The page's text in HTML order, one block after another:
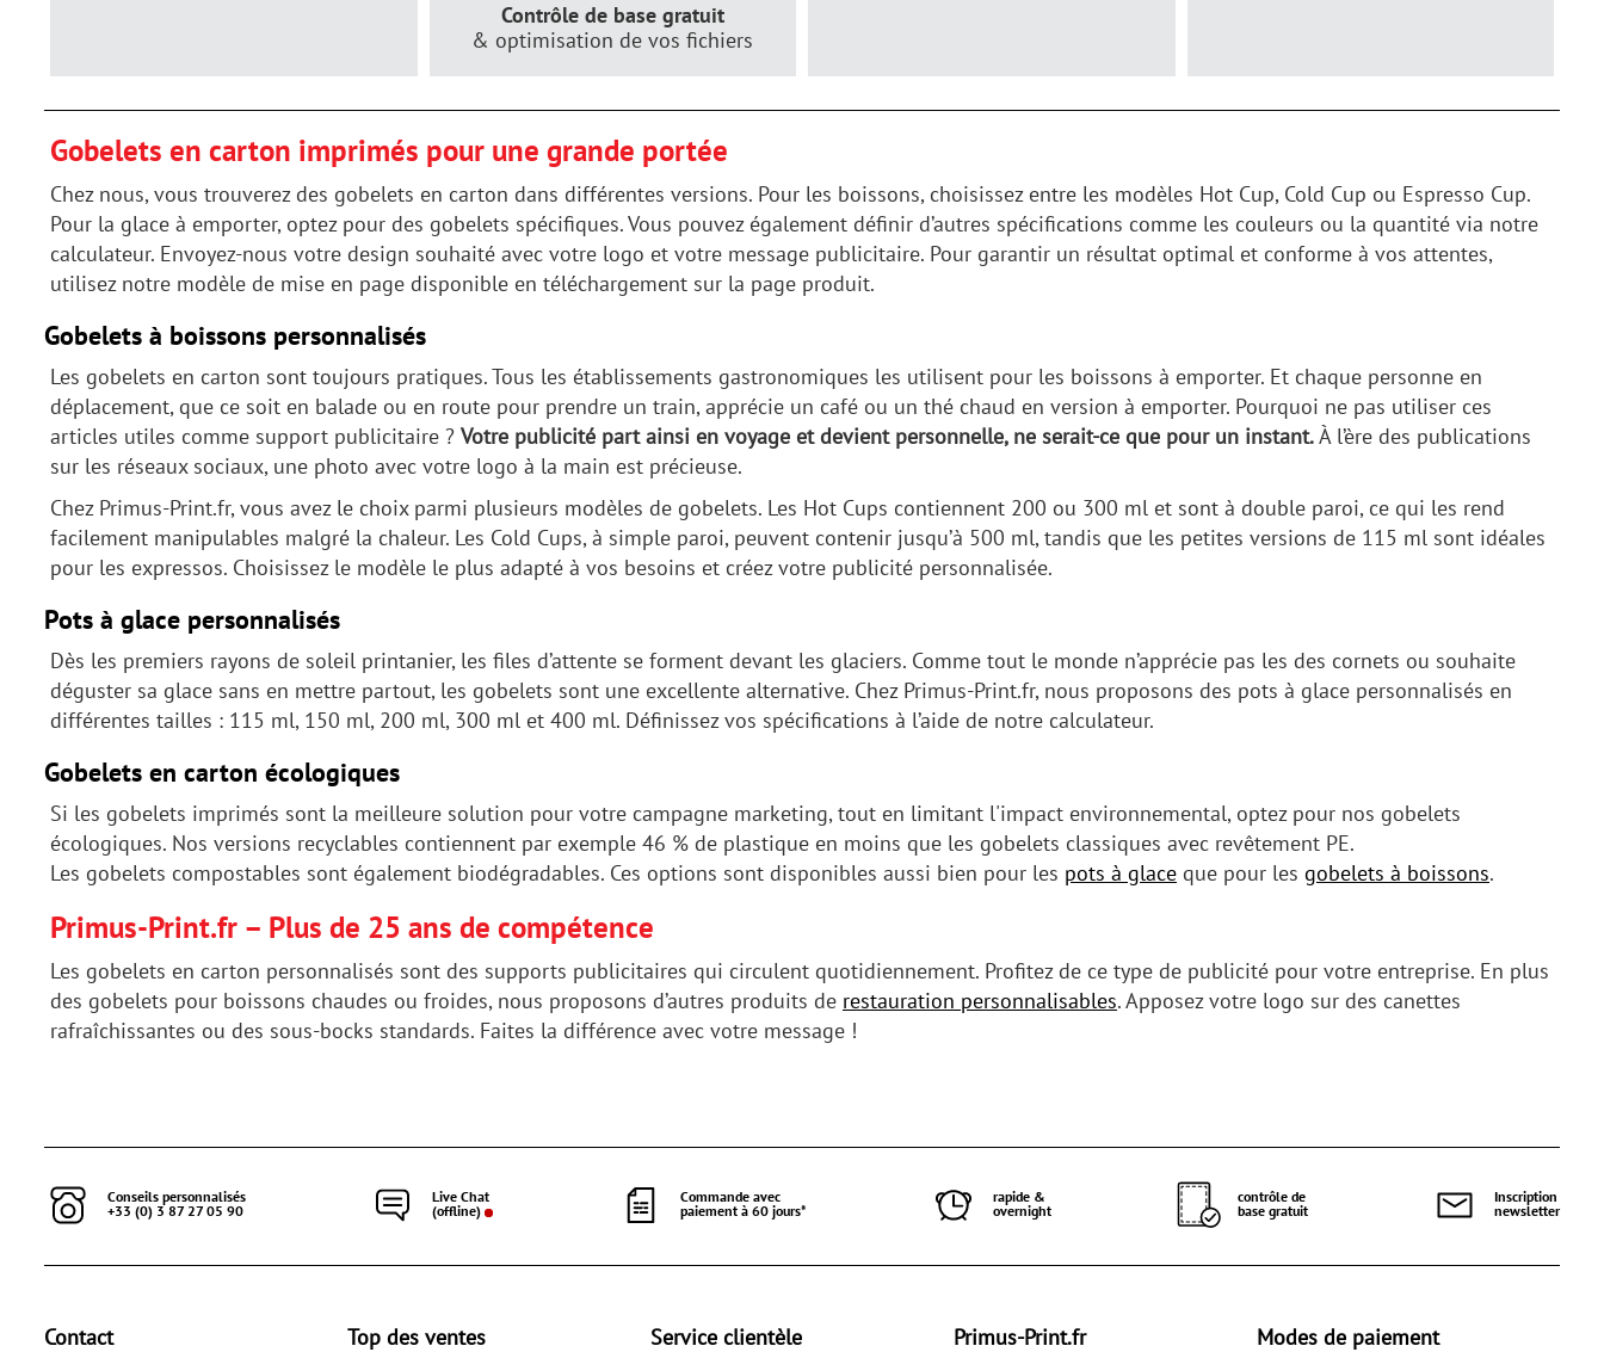
Contrôle de base gratuit
& optimisation de vos fichiers
Gobelets en carton imprimés pour une grande portée
Chez nous, vous trouverez des gobelets en carton dans différentes versions. Pour les boissons, choisissez entre les modèles Hot Cup, Cold Cup ou Espresso Cup.
Pour la glace à emporter, optez pour des gobelets spécifiques. Vous pouvez également définir d’autres spécifications comme les couleurs ou la quantité via notre
calculateur. Envoyez-nous votre design souhaité avec votre logo et votre message publicitaire. Pour garantir un résultat optimal et conforme à vos attentes,
utilisez notre modèle de mise en page disponible en téléchargement sur la page produit.
Gobelets à boissons personnalisés
Les gobelets en carton sont toujours pratiques. Tous les établissements gastronomiques les utilisent pour les boissons à emporter. Et chaque personne en
déplacement, que ce soit en balade ou en route pour prendre un train, apprécie un café ou un thé chaud en version à emporter. Pourquoi ne pas utiliser ces
articles utiles comme support publicitaire ? Votre publicité part ainsi en voyage et devient personnelle, ne serait-ce que pour un instant.À l’ère des publications
sur les réseaux sociaux, une photo avec votre logo à la main est précieuse.
Chez Primus-Print.fr, vous avez le choix parmi plusieurs modèles de gobelets. Les Hot Cups contiennent 200 ou 300 ml et sont à double paroi, ce qui les rend
facilement manipulables malgré la chaleur. Les Cold Cups, à simple paroi, peuvent contenir jusqu’à 500 ml, tandis que les petites versions de 115 ml sont idéales
pour les expressos. Choisissez le modèle le plus adapté à vos besoins et créez votre publicité personnalisée.
Pots à glace personnalisés
Dès les premiers rayons de soleil printanier, les files d’attente se forment devant les glaciers. Comme tout le monde n’apprécie pas les des cornets ou souhaite
déguster sa glace sans en mettre partout, les gobelets sont une excellente alternative. Chez Primus-Print.fr, nous proposons des pots à glace personnalisés en
différentes tailles : 115 ml, 150 ml, 200 ml, 300 ml et 400 ml. Définissez vos spécifications à l’aide de notre calculateur.
Gobelets en carton écologiques
Si les gobelets imprimés sont la meilleure solution pour votre campagne marketing, tout en limitant l'impact environnemental, optez pour nos gobelets
écologiques. Nos versions recyclables contiennent par exemple 46 % de plastique en moins que les gobelets classiques avec revêtement PE.
Les gobelets compostables sont également biodégradables. Ces options sont disponibles aussi bien pour les pots à glace que pour les gobelets à boissons.
Primus-Print.fr – Plus de 25 ans de compétence
Les gobelets en carton personnalisés sont des supports publicitaires qui circulent quotidiennement. Profitez de ce type de publicité pour votre entreprise. En plus
des gobelets pour boissons chaudes ou froides, nous proposons d’autres produits de restauration personnalisables. Apposez votre logo sur des canettes
rafraîchissantes ou des sous-bocks standards. Faites la différence avec votre message !
Conseils personnalisés
+33 (0) 3 87 27 05 90
Live Chat
(offline)
Commande avec
paiement à 60 jours*
rapide &
overnight
contrôle de
base gratuit
Inscription
newsletter
Contact Top des ventes Service clientèle Primus-Print.fr Modes de paiement